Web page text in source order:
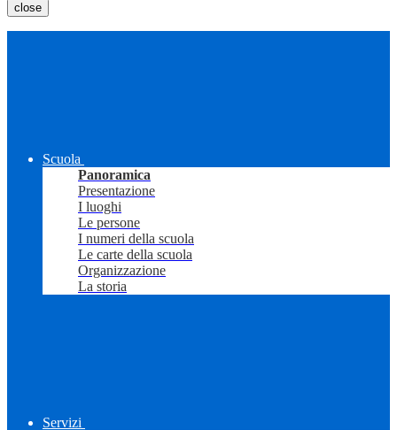
close
Scuola
Panoramica
Presentazione
I luoghi
Le persone
I numeri della scuola
Le carte della scuola
Organizzazione
La storia
Servizi